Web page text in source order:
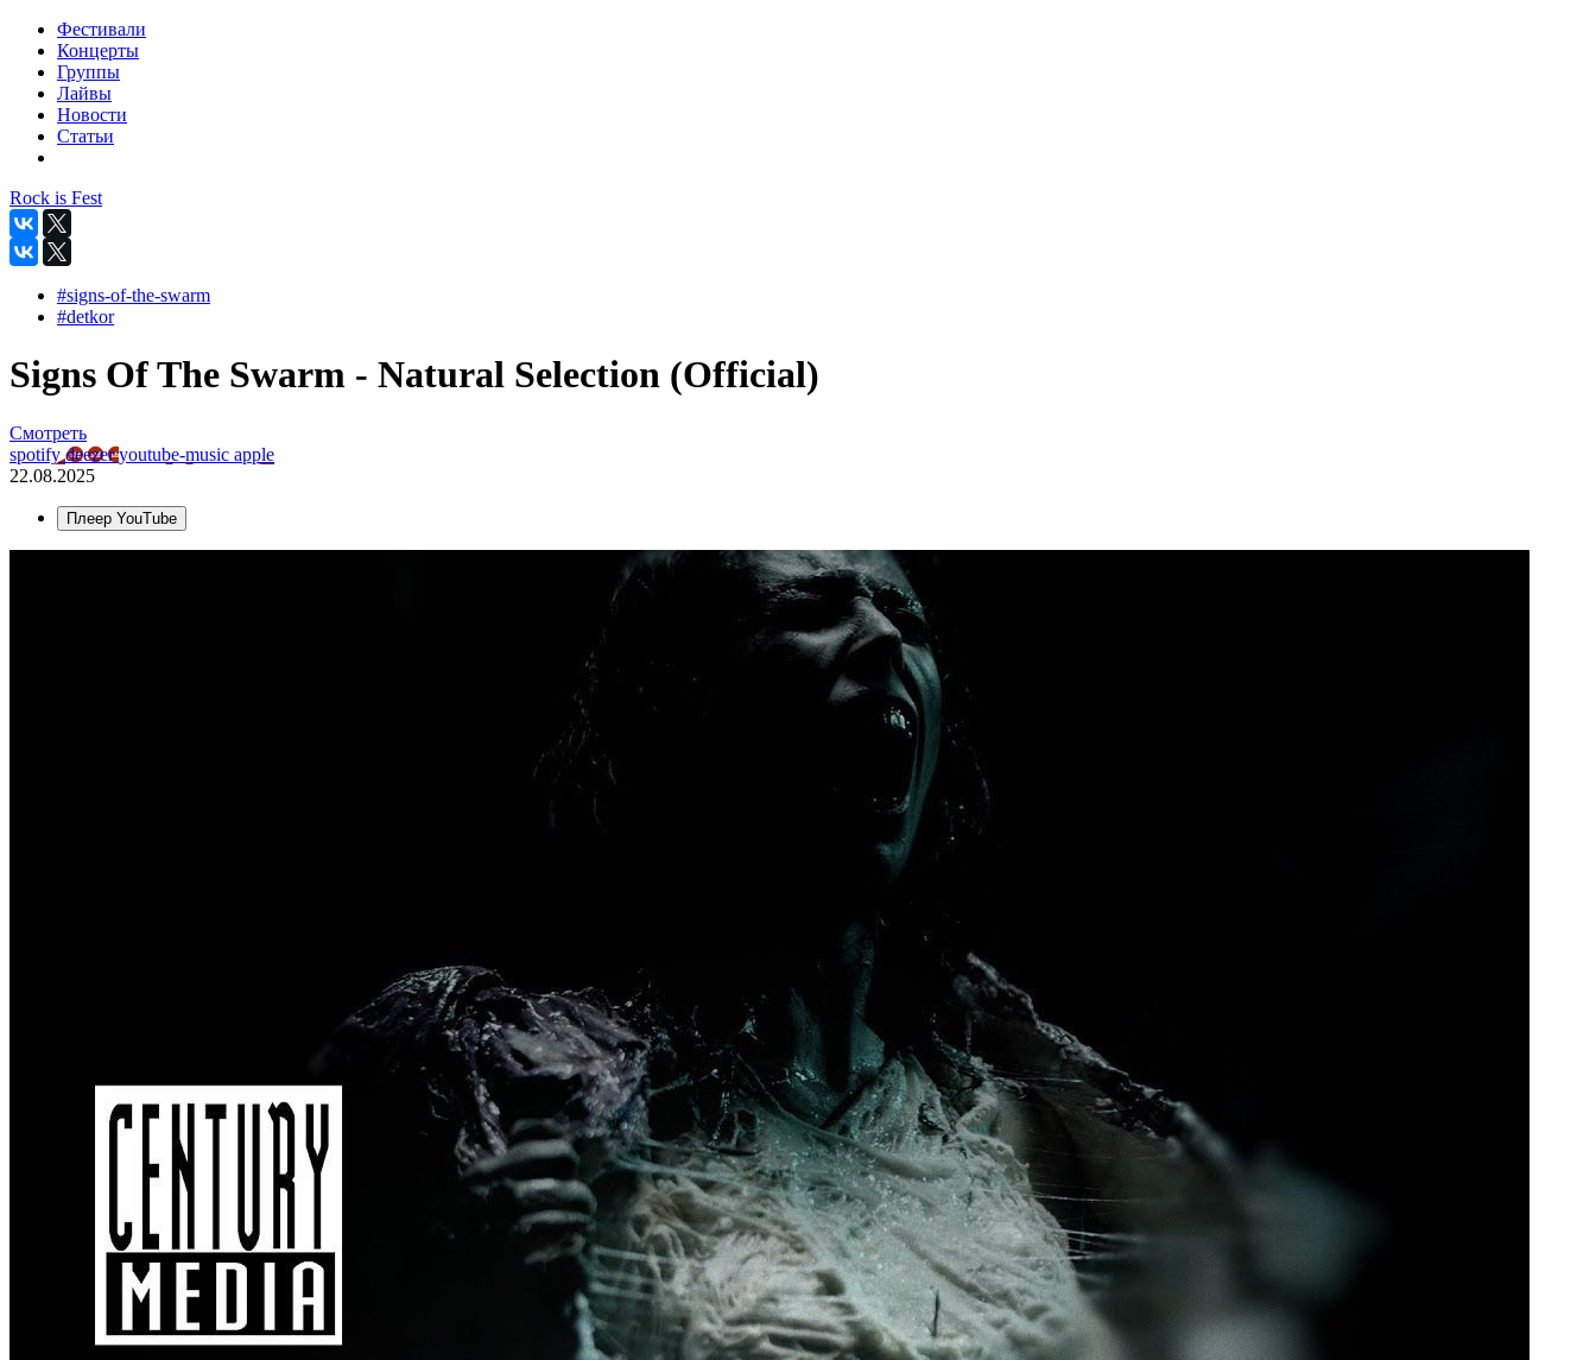
Фестивали
Концерты
Группы
Лайвы
Новости
Статьи
Rock is Fest
#signs-of-the-swarm
#detkor
Signs Of The Swarm - Natural Selection (Official)
Смотреть
spotifydeezeryoutube-music apple
22.08.2025
Плеер YouTube